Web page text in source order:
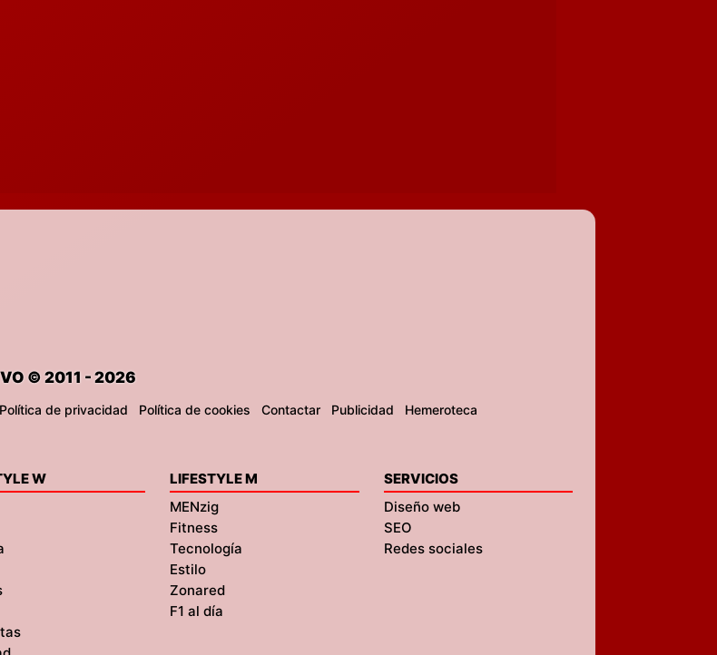
© 2011 - 2026
Política de privacidad Política de cookies Contactar Publicidad Hemeroteca
W
LIFESTYLE M
MENzig
Fitness
Tecnología
Estilo
Zonared
F1 al día
SERVICIOS
Diseño web
SEO
Redes sociales